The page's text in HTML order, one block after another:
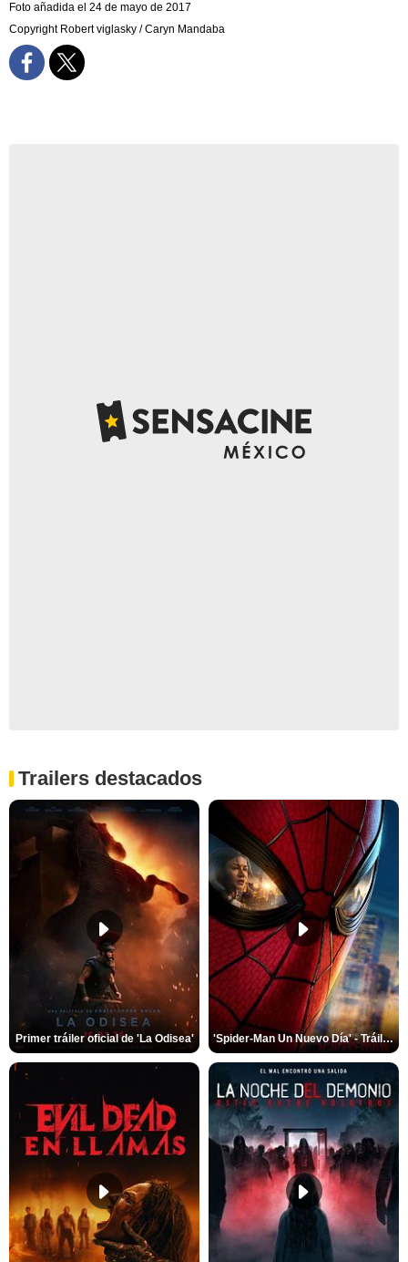
Foto añadida el 24 de mayo de 2017
Copyright Robert viglasky / Caryn Mandaba
Trailers destacados
Primer tráiler oficial de 'La Odisea' 'Spider-Man Un Nuevo Día' - Tráiler oficial subtitulado